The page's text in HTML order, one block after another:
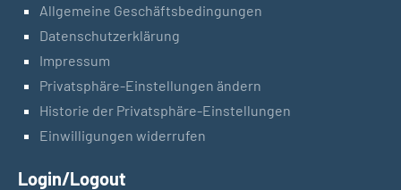
Allgemeine Geschäftsbedingungen
Datenschutzerklärung
Impressum
Privatsphäre-Einstellungen ändern
Historie der Privatsphäre-Einstellungen
Einwilligungen widerrufen
Login/Logout